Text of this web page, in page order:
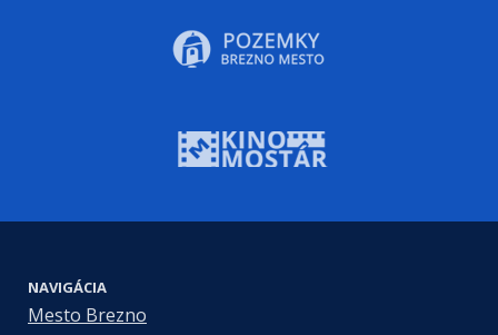
NAVIGÁCIA
Mesto Brezno